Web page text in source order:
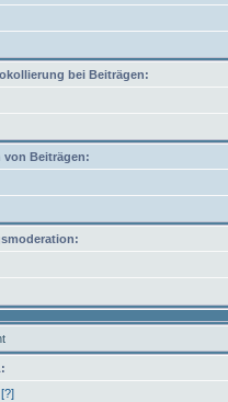
bei Beiträgen:
von Beiträgen:
[?]